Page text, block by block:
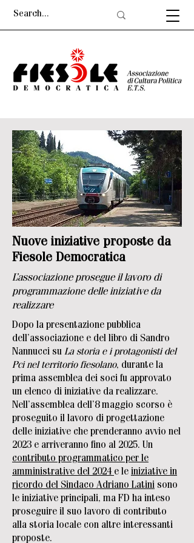
Nuove iniziative proposte da
Fiesole Democratica
L’associazione prosegue il lavoro di
programmazione delle iniziative da
realizzare
Dopo la presentazione pubblica
dell’associazione e del libro di Sandro
Nannucci su La storia e i protagonisti del
Pci nel territorio fiesolano, durante la
prima assemblea dei soci fu approvato
un elenco di iniziative da realizzare.
Nell’assemblea dell’8 maggio scorso è
proseguito il lavoro di progettazione
delle iniziative che prenderanno avvio nel
2023 e arriveranno fino al 2025. Un
contributo programmatico per le
amministrative del 2024 e le iniziative in
ricordo del Sindaco Adriano Latini sono
le iniziative principali, ma FD ha inteso
proseguire il suo lavoro di contributo
alla storia locale con altre interessanti
proposte.